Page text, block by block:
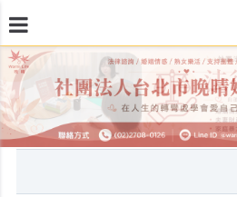
最新消息 關於晚晴